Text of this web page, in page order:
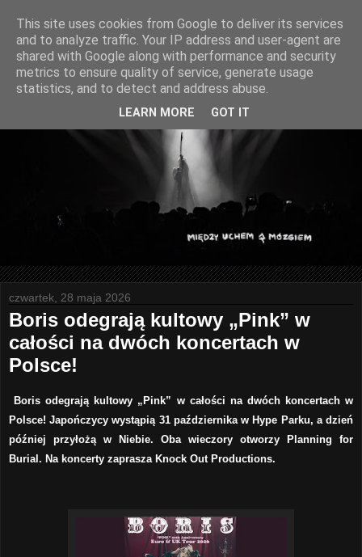
czwartek, 28 maja 2026
Boris odegrają kultowy „Pink” w
całości na dwóch koncertach w
Polsce!
Boris odegrają kultowy „Pink” w całości na dwóch koncertach w
Polsce! Japończycy wystąpią 31 października w Hype Parku, a dzień
później przyłożą w Niebie. Oba wieczory otworzy Planning for
Burial. Na koncerty zaprasza Knock Out Productions.
This site uses cookies from Google to deliver its services
and to analyze traffic. Your IP address and user-agent are
shared with Google along with performance and security
metrics to ensure quality of service, generate usage
statistics, and to detect and address abuse.
LEARN MORE GOT IT